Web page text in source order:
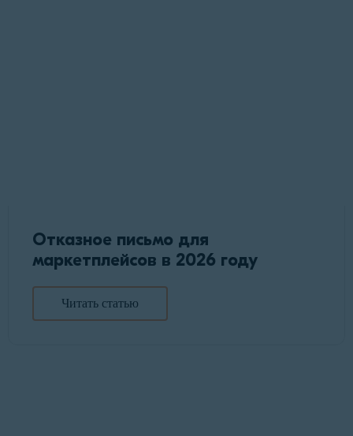
Отказное письмо для
маркетплейсов в 2026 году
Читать статью